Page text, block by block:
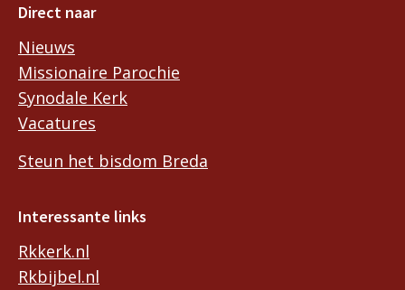
Direct naar
Nieuws
Missionaire Parochie
Synodale Kerk
Vacatures
Steun het bisdom Breda
Interessante links
Rkkerk.nl
Rkbijbel.nl